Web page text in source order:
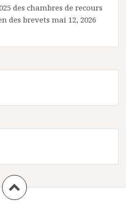
des chambres de recours
des brevets mai 12, 2026